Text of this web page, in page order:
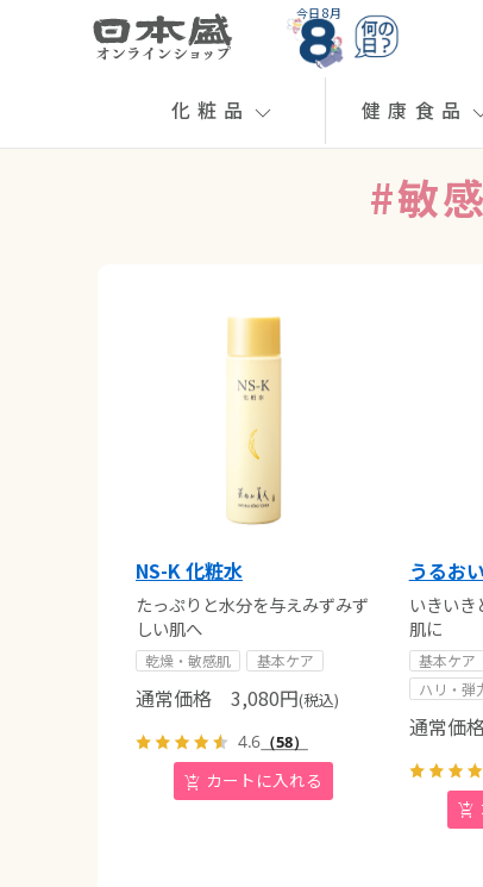
今日 8月
化粧品 健康食品
#敏
NS-K 化粧水
たっぷりと水分を与えみずみず
しい肌へ
乾燥・敏感肌 基本ケア
通常価格 3,080円(税込)
4.6 （58）
うるお
いきいき
肌に
基本ケア
ハリ・弾
通常価